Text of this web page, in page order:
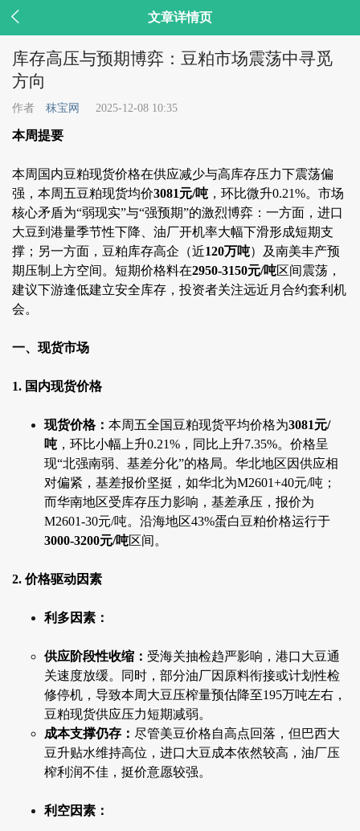
 文章详情页
库存高压与预期博弈：豆粕市场震荡中寻觅
方向
作者 秣宝网 2025-12-08 10:35
本周提要
本周国内豆粕现货价格在供应减少与高库存压力下震荡偏
强，本周五豆粕现货均价3081元/吨 ，环比微升0.21%。市场
核心矛盾为“弱现实”与“强预期”的激烈博弈：一方面，进口
大豆到港量季节性下降、油厂开机率大幅下滑形成短期支
撑；另一方面，豆粕库存高企（近120万吨）及南美丰产预
期压制上方空间。短期价格料在2950-3150元/吨区间震荡，
建议下游逢低建立安全库存，投资者关注远近月合约套利机
会。
一、现货市场
1. 国内现货价格
现货价格： 本周五全国豆粕现货平均价格为3081元/
吨 ，环比小幅上升0.21%，同比上升7.35%。价格呈
现“北强南弱、基差分化”的格局。华北地区因供应相
对偏紧，基差报价坚挺，如华北为M2601+40元/吨；
而华南地区受库存压力影响，基差承压，报价为
M2601-30元/吨。沿海地区43%蛋白豆粕价格运行于
3000-3200元/吨区间。
2. 价格驱动因素
利多因素：
供应阶段性收缩： 受海关抽检趋严影响，港口大豆通
关速度放缓。同时，部分油厂因原料衔接或计划性检
修停机，导致本周大豆压榨量预估降至195万吨左右，
豆粕现货供应压力短期减弱。
成本支撑仍存： 尽管美豆价格自高点回落，但巴西大
豆升贴水维持高位，进口大豆成本依然较高，油厂压
榨利润不佳，挺价意愿较强。
利空因素：